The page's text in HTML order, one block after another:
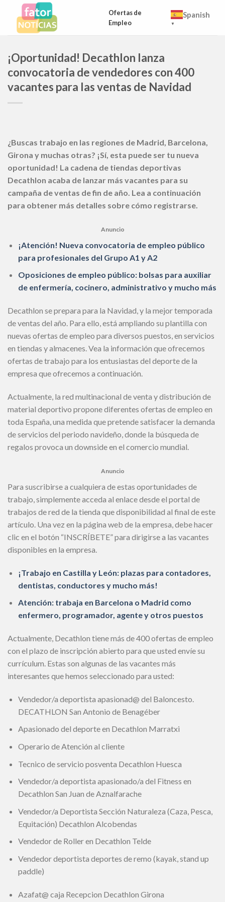
content
Ofertas de
Empleo
Spanish
▼
¡Oportunidad! Decathlon lanza
convocatoria de vendedores con 400
vacantes para las ventas de Navidad
¿Buscas trabajo en las regiones de Madrid, Barcelona,
Girona y muchas otras? ¡Sí, esta puede ser tu nueva
oportunidad! La cadena de tiendas deportivas
Decathlon acaba de lanzar más vacantes para su
campaña de ventas de fin de año. Lea a continuación
para obtener más detalles sobre cómo registrarse.
Anuncio
¡Atención! Nueva convocatoria de empleo público
para profesionales del Grupo A1 y A2
Oposiciones de empleo público: bolsas para auxiliar
de enfermería, cocinero, administrativo y mucho más
Decathlon se prepara para la Navidad, y la mejor temporada
de ventas del año. Para ello, está ampliando su plantilla con
nuevas ofertas de empleo para diversos puestos, en servicios
en tiendas y almacenes. Vea la información que ofrecemos
ofertas de trabajo para los entusiastas del deporte de la
empresa que ofrecemos a continuación.
Actualmente, la red multinacional de venta y distribución de
material deportivo propone diferentes ofertas de empleo en
toda España, una medida que pretende satisfacer la demanda
de servicios del periodo navideño, donde la búsqueda de
regalos provoca un downside en el comercio mundial.
Anuncio
Para suscribirse a cualquiera de estas oportunidades de
trabajo, simplemente acceda al enlace desde el portal de
trabajos de red de la tienda que disponibilidad al final de este
artículo. Una vez en la página web de la empresa, debe hacer
clic en el botón “INSCRÍBETE” para dirigirse a las vacantes
disponibles en la empresa.
¡Trabajo en Castilla y León: plazas para contadores,
dentistas, conductores y mucho más!
Atención: trabaja en Barcelona o Madrid como
enfermero, programador, agente y otros puestos
Actualmente, Decathlon tiene más de 400 ofertas de empleo
con el plazo de inscripción abierto para que usted envíe su
currículum. Estas son algunas de las vacantes más
interesantes que hemos seleccionado para usted:
Vendedor/a deportista apasionad@ del Baloncesto.
DECATHLON San Antonio de Benagéber
Apasionado del deporte en Decathlon Marratxi
Operario de Atención al cliente
Tecnico de servicio posventa Decathlon Huesca
Vendedor/a deportista apasionado/a del Fitness en
Decathlon San Juan de Aznalfarache
Vendedor/a Deportista Sección Naturaleza (Caza, Pesca,
Equitación) Decathlon Alcobendas
Vendedor de Roller en Decathlon Telde
Vendedor deportista deportes de remo (kayak, stand up
paddle)
Azafat@ caja Recepcion Decathlon Girona